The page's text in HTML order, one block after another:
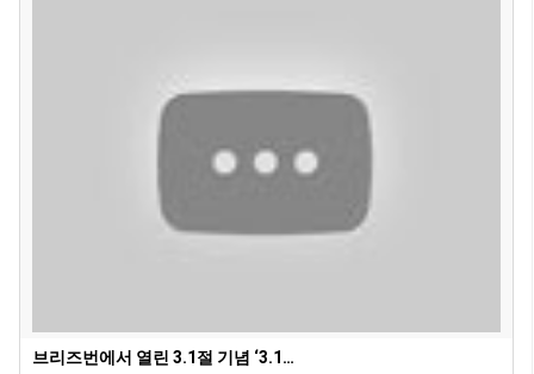
브리즈번에서 열린 3.1절 기념 ‘3.1런’… 350여명 참여 속 성황리 개최